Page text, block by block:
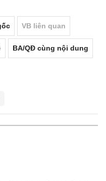
VB liên quan
BA/QĐ cùng nội dung